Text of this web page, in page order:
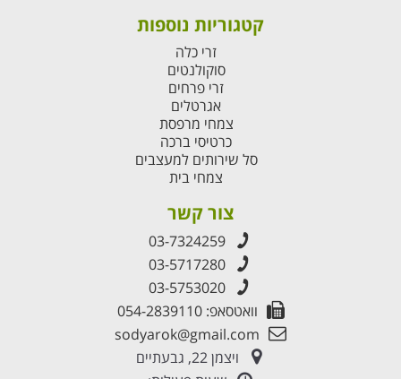
קטגוריות נוספות
זרי כלה
סוקולנטים
זרי פרחים
אגרטלים
צמחי מרפסת
כרטיסי ברכה
סל שירותים למעצבים
צמחי בית
צור קשר
03-7324259
03-5717280
03-5753020
וואטסאפ: 054-2839110
sodyarok@gmail.com
ויצמן 22, גבעתיים